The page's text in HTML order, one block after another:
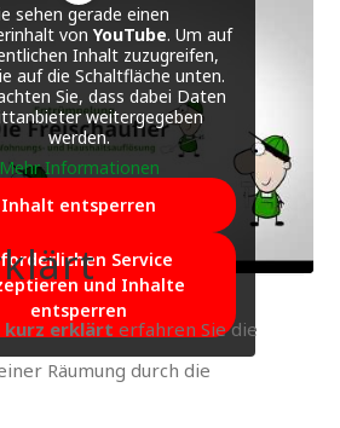
sehen gerade einen
von YouTube. Um auf
Inhalt zuzugreifen,
auf die Schaltfläche unten.
Sie, dass dabei Daten
weitergegeben
werden.
Mehr Informationen
Inhalt entsperren
Service
und Inhalte
entsperren
kurz erklärt erfahren Sie die
Räumung durch die